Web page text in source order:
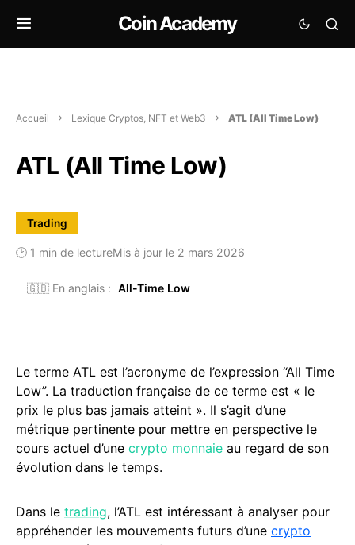
Coin Academy
Accueil Lexique Cryptos, NFT et Web3 ATL (All Time Low)
ATL (All Time Low)
Trading
🕑 1 min de lectureMis à jour le 2 mars 2026
🇬🇧 En anglais : All-Time Low
Le terme ATL est l’acronyme de l’expression “All Time
Low”. La traduction française de ce terme est « le
prix le plus bas jamais atteint ». Il s’agit d’une
métrique pertinente pour mettre en perspective le
cours actuel d’une crypto monnaie au regard de son
évolution dans le temps.
Dans le trading, l’ATL est intéressant à analyser pour
appréhender les mouvements futurs d’une crypto